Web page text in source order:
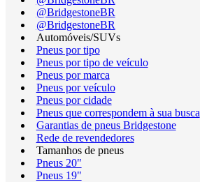
@BridgestoneBR
@BridgestoneBR
Automóveis/SUVs
Pneus por tipo
Pneus por tipo de veículo
Pneus por marca
Pneus por veículo
Pneus por cidade
Pneus que correspondem à sua busca
Garantias de pneus Bridgestone
Rede de revendedores
Tamanhos de pneus
Pneus 20"
Pneus 19"